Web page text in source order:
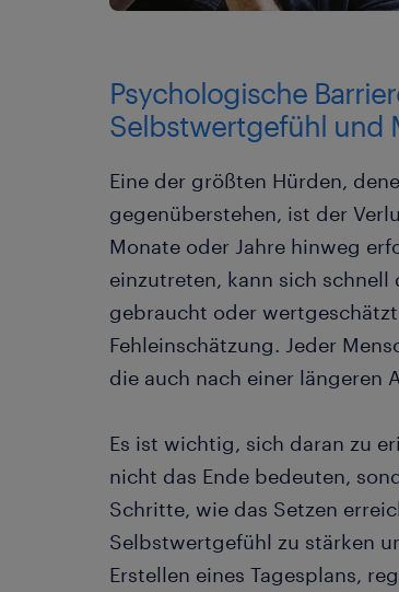
Psychologische
Selbstwertgefühl und
Eine der größten Hürden,
gegenüberstehen, ist der
Monate oder Jahre hinweg
einzutreten, kann sich
gebraucht oder
Fehleinschätzung. Jeder
die auch nach einer längeren
Es ist wichtig, sich daran zu
nicht das Ende bedeuten,
Schritte, wie das Setzen
Selbstwertgefühl zu stärken
Erstellen eines Tagesplans,